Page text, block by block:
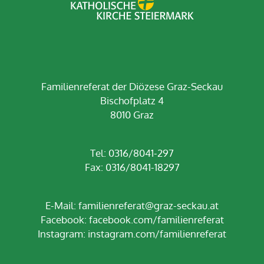
Familienreferat der Diözese Graz-Seckau
Bischofplatz 4
8010 Graz
Tel: 0316/8041-297
Fax: 0316/8041-18297
E-Mail: familienreferat@graz-seckau.at
Facebook: facebook.com/familienreferat
Instagram: instagram.com/familienreferat